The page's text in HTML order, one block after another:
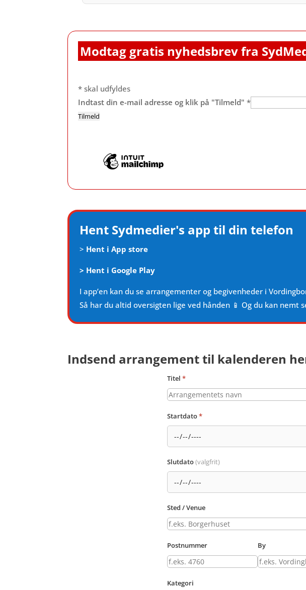
Modtag gratis nyhedsbrev fra
* skal udfyldes
Indtast din e-mail adresse og klik på "Tilmeld" *
Hent Sydmedier's app til din telefon
> Hent i App store
> Hent i Google Play
I app’en kan du se arrangementer og begivenheder i
Så har du altid oversigten lige ved hånden 📱 Og du kan nemt
Indsend arrangement til kalenderen
Titel *
Startdato*
Slutdato(valgfrit)
Sted / Venue
Postnummer By
Kategori